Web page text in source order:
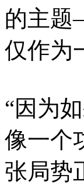
的主
仅作为
“因为
像一个
张局势